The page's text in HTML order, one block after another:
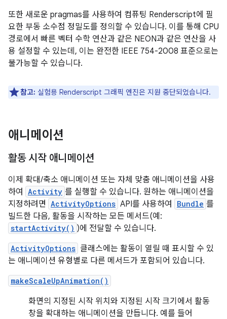
또한 새로운 pragmas를 사용하여 컴퓨팅 Renderscript에 필
요한 부동 소수점 정밀도를 정의할 수 있습니다. 이를 통해 CPU
경로에서 빠른 벡터 수학 연산과 같은 NEON과 같은 연산을 사
용 설정할 수 있는데, 이는 완전한 IEEE 754-2008 표준으로는
불가능할 수 있습니다.
참고: 실험용 Renderscript 그래픽 엔진은 지원 중단되었습니다.
애니메이션
활동 시작 애니메이션
이제 확대/축소 애니메이션 또는 자체 맞춤 애니메이션을 사용
하여
Activity 를 실행할 수 있습니다. 원하는 애니메이션을
지정하려면 ActivityOptions API를 사용하여 Bundle 를
빌드한 다음, 활동을 시작하는 모든 메서드(예:
startActivity() )에 전달할 수 있습니다.
ActivityOptions 클래스에는 활동이 열릴 때 표시할 수 있
는 애니메이션 유형별로 다른 메서드가 포함되어 있습니다.
makeScaleUpAnimation()
화면의 지정된 시작 위치와 지정된 시작 크기에서 활동
창을 확대하는 애니메이션을 만듭니다. 예를 들어